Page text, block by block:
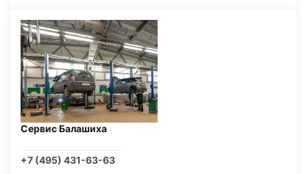
Сервис Балашиха
+7 (495) 431-63-63